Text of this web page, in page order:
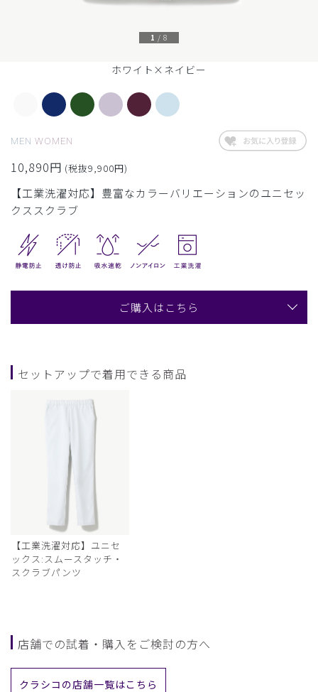
ホワイト×ネイビー
1 / 8
MEN WOMEN
10,890円 (税抜9,900円)
【工業洗濯対応】豊富なカラーバリエーションのユニセッ
クススクラブ
ご購入はこちら
セットアップで着用できる商品
【工業洗濯対応】ユニセ
ックス:スムースタッチ・
スクラブパンツ
店舗での試着・購入をご検討の方へ
クラシコの店舗一覧はこちら